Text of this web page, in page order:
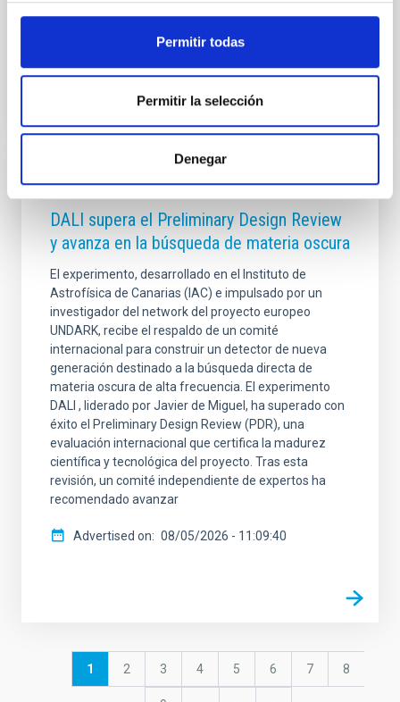
Permitir todas
Permitir la selección
Denegar
fewer stars and live embedded within our galaxy
08/05/2026 - 17:33:40
GENERAL
DALI supera el Preliminary Design Review
y avanza en la búsqueda de materia oscura
El experimento, desarrollado en el Instituto de
Astrofísica de Canarias (IAC) e impulsado por un
investigador del network del proyecto europeo
UNDARK, recibe el respaldo de un comité
internacional para construir un detector de nueva
generación destinado a la búsqueda directa de
materia oscura de alta frecuencia. El experimento
DALI , liderado por Javier de Miguel, ha superado con
éxito el Preliminary Design Review (PDR), una
evaluación internacional que certifica la madurez
científica y tecnológica del proyecto. Tras esta
revisión, un comité independiente de expertos ha
recomendado avanzar
Advertised on 08/05/2026 - 11:09:40
Current
1 Page
2 Page
3 Page
4 Page
5 Page
6 Page
7 Page
8